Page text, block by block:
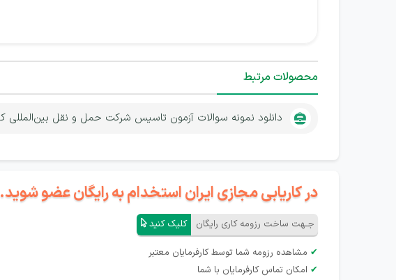
محصولات مرتبط
دانلود نمونه سوالات آزمون تاسیس شرکت حمل و نقل بین‌المللی
در کاریابی مجازی ایران استخدام به رایگان عضو
جـهت ساخت رزومه کاری رایگان کلیک کنید
✔ مشاهده رزومه شما توسط کارفرمایان معتبر
✔ امکان تماس کارفرمایان با شما